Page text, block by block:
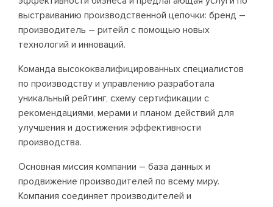
выстраиванию производственной цепочки: бренд –
производитель – ритейл с помощью новых
технологий и инноваций.
Команда высококвалифицированных специалистов
по производству и управлению разработала
уникальный рейтинг, схему сертификации с
рекомендациями, мерами и планом действий для
улучшения и достижения эффективности
производства.
Основная миссия компании – база данных и
продвижение производителей по всему миру.
Компания соединяет производителей и